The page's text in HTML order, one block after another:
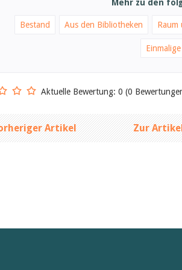
Mehr zu den
Bestand Aus den Bibliotheken
Aktuelle Bewertung: 0 (0
Artikel Zur